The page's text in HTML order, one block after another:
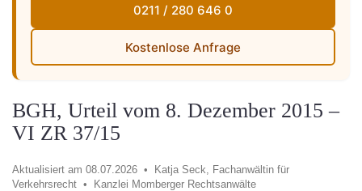
0211 / 280 646 0
Kostenlose Anfrage
BGH, Urteil vom 8. Dezember 2015 –
VI ZR 37/15
Aktualisiert am 08.07.2026 •
Katja Seck, Fachanwältin für
Verkehrsrecht •
Kanzlei Momberger Rechtsanwälte